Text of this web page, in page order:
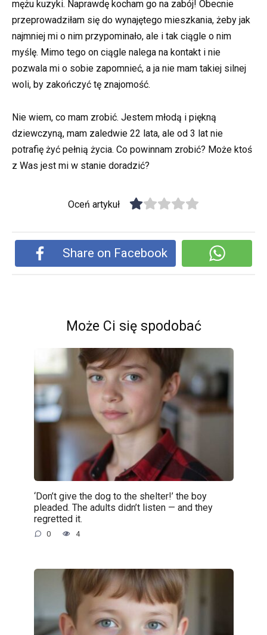
mężu kuzyki. Naprawdę kocham go na zabój! Obecnie
przeprowadziłam się do wynajętego mieszkania, żeby jak
najmniej mi o nim przypominało, ale i tak ciągle o nim
myślę. Mimo tego on ciągle nalega na kontakt i nie
pozwala mi o sobie zapomnieć, a ja nie mam takiej silnej
woli, by zakończyć tę znajomość.
Nie wiem, co mam zrobić. Jestem młodą i piękną
dziewczyną, mam zaledwie 22 lata, ale od 3 lat nie
potrafię żyć pełnią życia. Co powinnam zrobić? Może ktoś
z Was jest mi w stanie doradzić?
Oceń artykuł
Share on Facebook
Może Ci się spodobać
‘Don’t give the dog to the shelter!’ the boy
pleaded. The adults didn’t listen — and they
regretted it.
0 4